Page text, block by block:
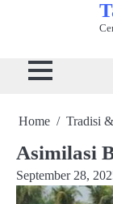
Home Tradisi
Asimilasi
September 28,